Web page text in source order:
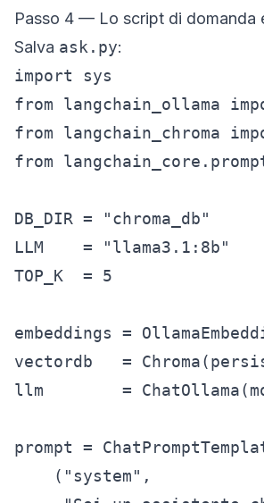
Passo 4 — Lo script di domanda
Salva ask.py:
import sys
from langchain_ollama
from langchain_chroma
from
DB_DIR = "chroma_db"
LLM    = "llama3.1:8b"
TOP_K  = 5
embeddings =
vectordb   =
llm        =
prompt =
    ("system",